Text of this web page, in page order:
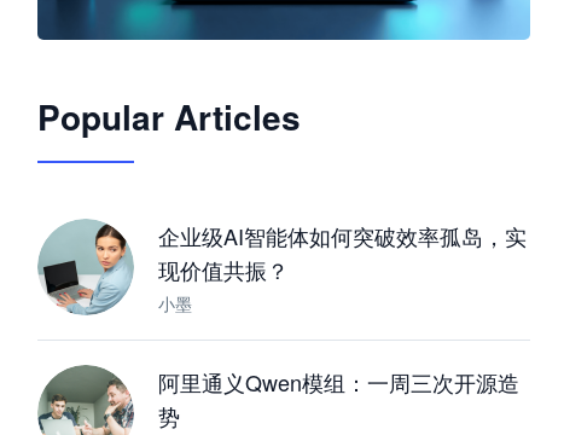
JimoClaw 桌面 AI Agent 工作台
Popular Articles
企业级AI智能体如何突破效率孤岛，实
现价值共振？
小墨
阿里通义Qwen模组：一周三次开源造
势